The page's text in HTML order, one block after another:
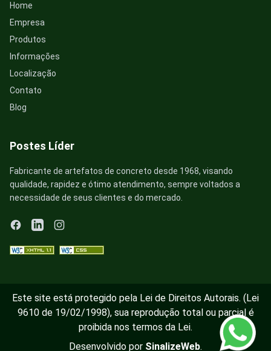
Home
Empresa
Produtos
Informações
Localização
Contato
Blog
Postes Líder
Fabricante de artefatos de concreto desde 1968, visando
qualidade, rapidez e ótimo atendimento, sempre voltados a
necessidade de seus clientes e do mercado.
Este site está protegido pela Lei de Direitos Autorais. (Lei
9610 de 19/02/1998), sua reprodução total ou parcial é
proibida nos termos da Lei.
Desenvolvido por SinalizeWeb.